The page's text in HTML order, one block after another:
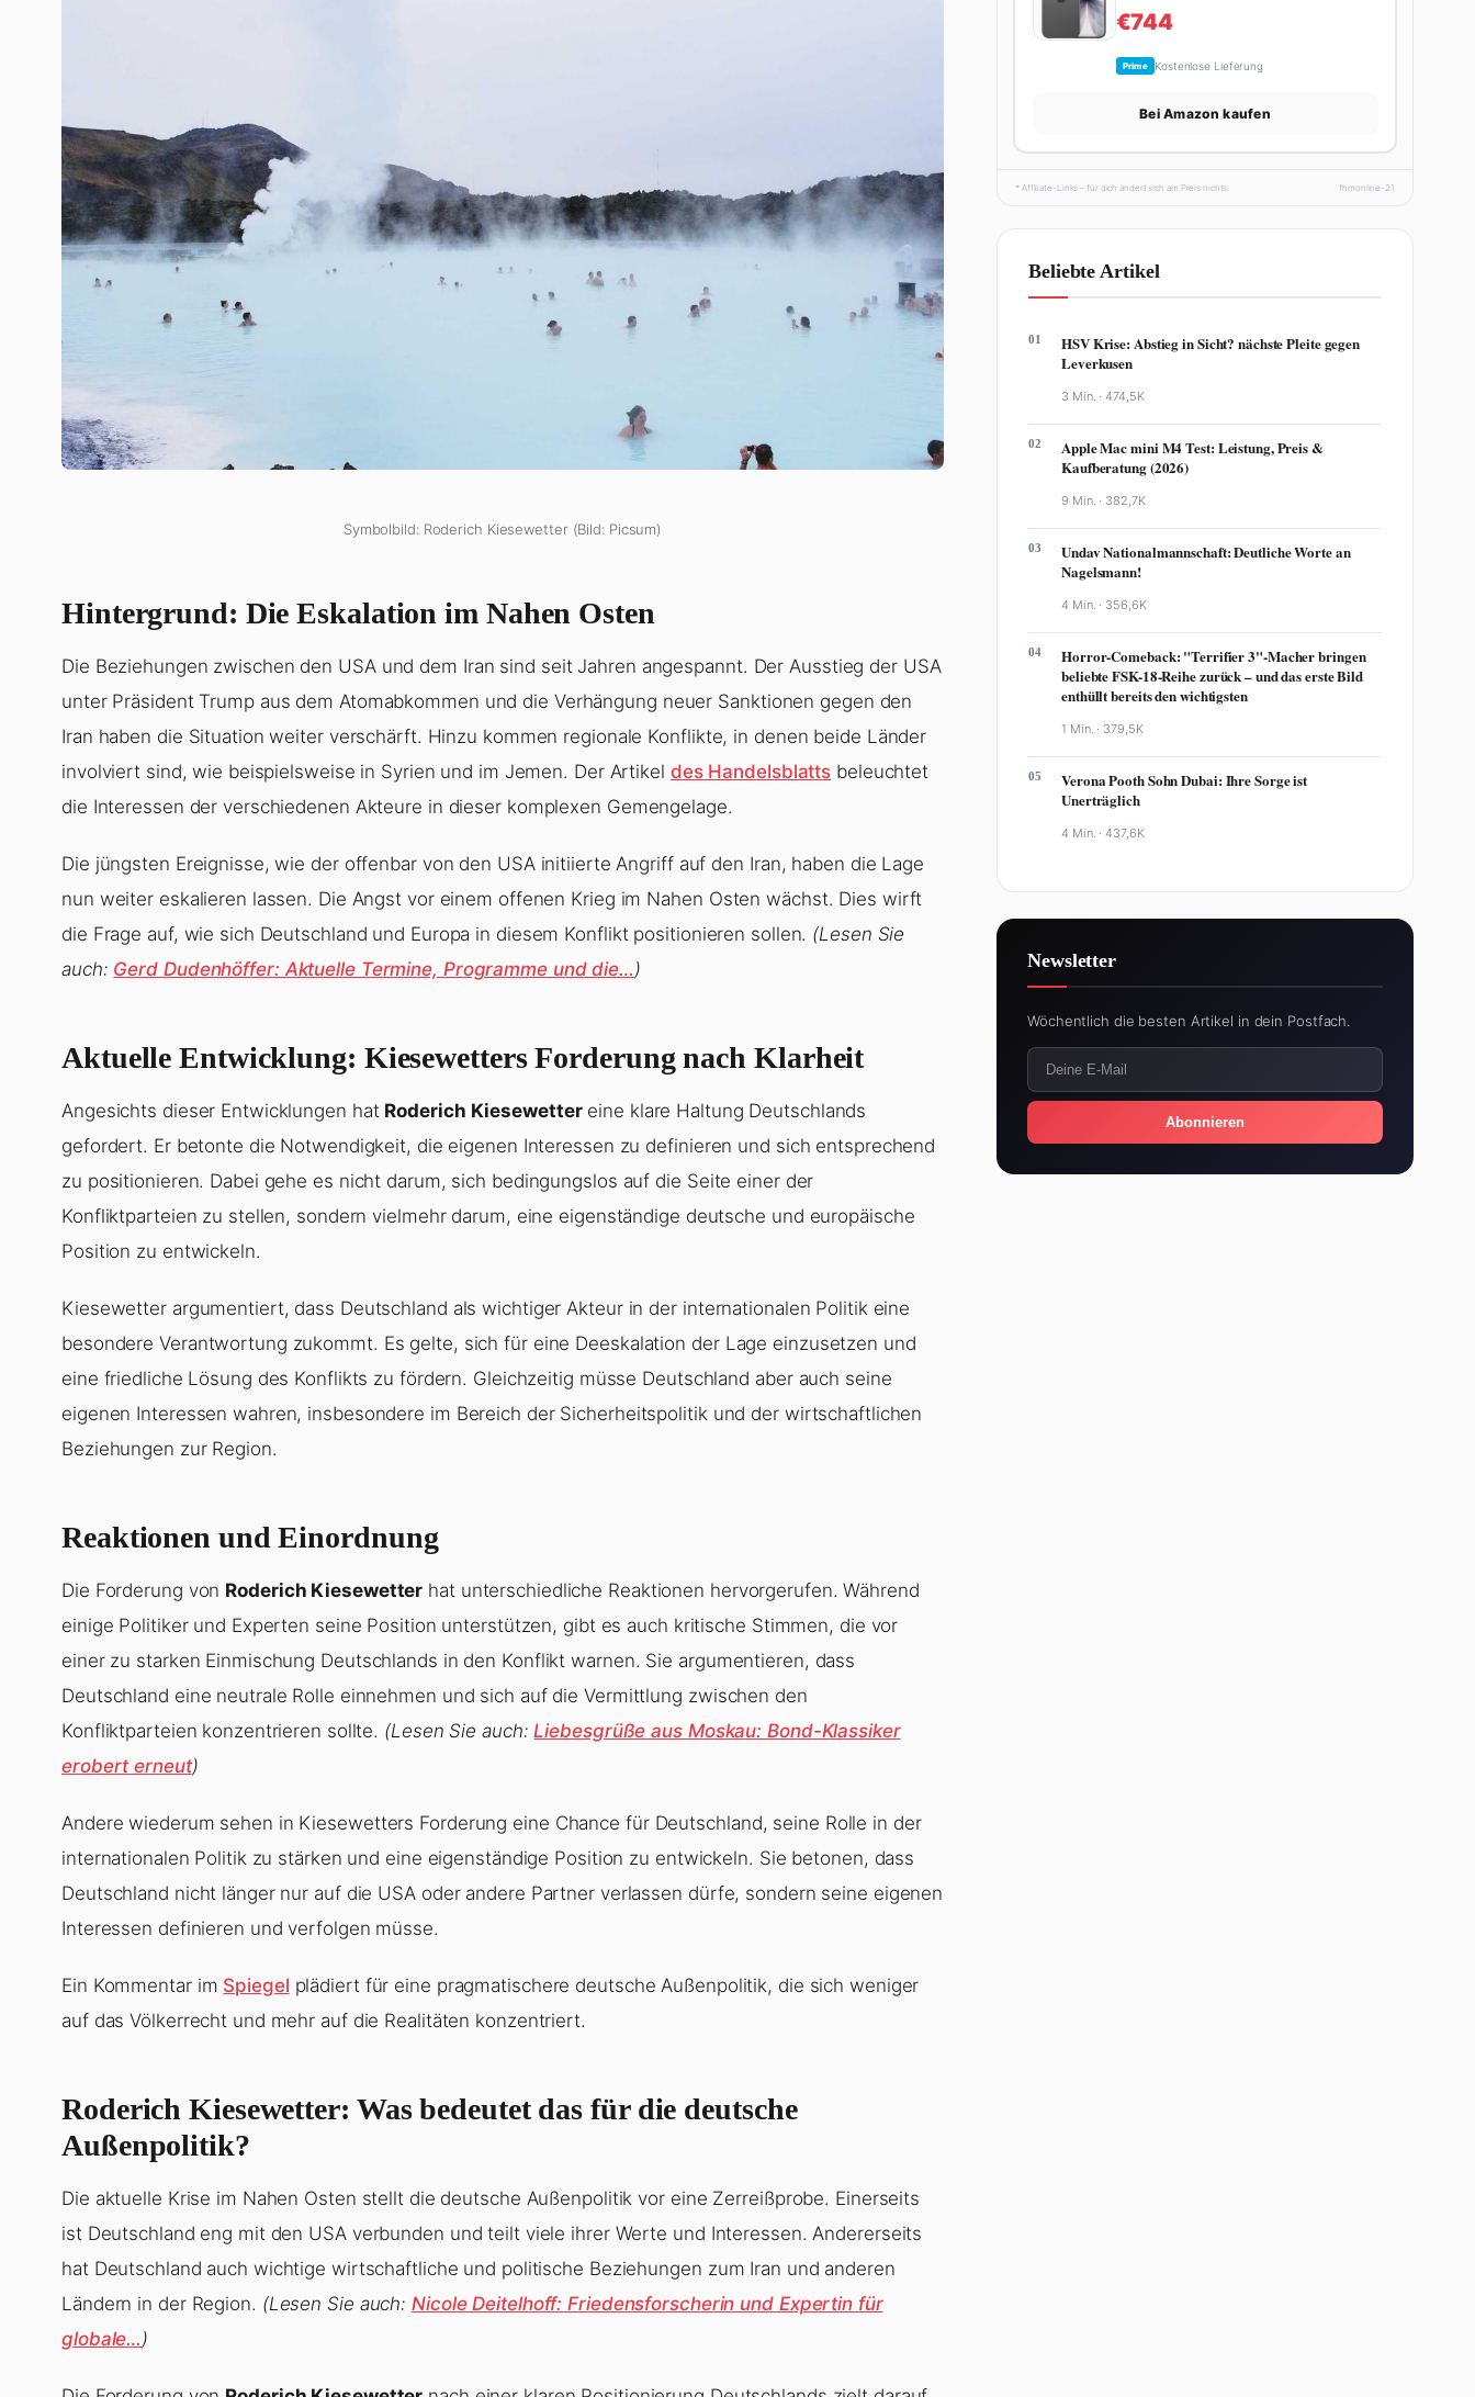
Symbolbild: Roderich Kiesewetter (Bild: Picsum)
Hintergrund: Die Eskalation im Nahen Osten
Die Beziehungen zwischen den USA und dem Iran sind seit Jahren angespannt. Der Ausstieg der USA
unter Präsident Trump aus dem Atomabkommen und die Verhängung neuer Sanktionen gegen den
Iran haben die Situation weiter verschärft. Hinzu kommen regionale Konflikte, in denen beide Länder
involviert sind, wie beispielsweise in Syrien und im Jemen. Der Artikel des Handelsblatts beleuchtet
die Interessen der verschiedenen Akteure in dieser komplexen Gemengelage.
Die jüngsten Ereignisse, wie der offenbar von den USA initiierte Angriff auf den Iran, haben die Lage
nun weiter eskalieren lassen. Die Angst vor einem offenen Krieg im Nahen Osten wächst. Dies wirft
die Frage auf, wie sich Deutschland und Europa in diesem Konflikt positionieren sollen. (Lesen Sie
auch: Gerd Dudenhöffer: Aktuelle Termine, Programme und die… )
Aktuelle Entwicklung: Kiesewetters Forderung nach Klarheit
Angesichts dieser Entwicklungen hat Roderich Kiesewettereine klare Haltung Deutschlands
gefordert. Er betonte die Notwendigkeit, die eigenen Interessen zu definieren und sich entsprechend
zu positionieren. Dabei gehe es nicht darum, sich bedingungslos auf die Seite einer der
Konfliktparteien zu stellen, sondern vielmehr darum, eine eigenständige deutsche und europäische
Position zu entwickeln.
Kiesewetter argumentiert, dass Deutschland als wichtiger Akteur in der internationalen Politik eine
besondere Verantwortung zukommt. Es gelte, sich für eine Deeskalation der Lage einzusetzen und
eine friedliche Lösung des Konflikts zu fördern. Gleichzeitig müsse Deutschland aber auch seine
eigenen Interessen wahren, insbesondere im Bereich der Sicherheitspolitik und der wirtschaftlichen
Beziehungen zur Region.
Reaktionen und Einordnung
Die Forderung von Roderich Kiesewetter hat unterschiedliche Reaktionen hervorgerufen. Während
einige Politiker und Experten seine Position unterstützen, gibt es auch kritische Stimmen, die vor
einer zu starken Einmischung Deutschlands in den Konflikt warnen. Sie argumentieren, dass
Deutschland eine neutrale Rolle einnehmen und sich auf die Vermittlung zwischen den
Konfliktparteien konzentrieren sollte. (Lesen Sie auch:Liebesgrüße aus Moskau: Bond-Klassiker
erobert erneut)
Andere wiederum sehen in Kiesewetters Forderung eine Chance für Deutschland, seine Rolle in der
internationalen Politik zu stärken und eine eigenständige Position zu entwickeln. Sie betonen, dass
Deutschland nicht länger nur auf die USA oder andere Partner verlassen dürfe, sondern seine eigenen
Interessen definieren und verfolgen müsse.
Ein Kommentar im Spiegel plädiert für eine pragmatischere deutsche Außenpolitik, die sich weniger
auf das Völkerrecht und mehr auf die Realitäten konzentriert.
Roderich Kiesewetter: Was bedeutet das für die deutsche
Außenpolitik?
Die aktuelle Krise im Nahen Osten stellt die deutsche Außenpolitik vor eine Zerreißprobe. Einerseits
ist Deutschland eng mit den USA verbunden und teilt viele ihrer Werte und Interessen. Andererseits
hat Deutschland auch wichtige wirtschaftliche und politische Beziehungen zum Iran und anderen
Ländern in der Region. (Lesen Sie auch:Nicole Deitelhoff: Friedensforscherin und Expertin für
globale… )
€744
Prime Kostenlose Lieferung
Bei Amazon kaufen
* Affiliate-Links – für dich ändert sich am Preis nichts. fhmonline-21
Beliebte Artikel
01
HSV Krise: Abstieg in Sicht? nächste Pleite gegen
Leverkusen
3 Min. ·474,5K
02
Apple Mac mini M4 Test: Leistung, Preis &
Kaufberatung (2026)
9 Min. · 382,7K
03
Undav Nationalmannschaft: Deutliche Worte an
Nagelsmann!
4 Min. · 356,6K
04
Horror-Comeback: "Terrifier 3"-Macher bringen
beliebte FSK-18-Reihe zurück – und das erste Bild
enthüllt bereits den wichtigsten
1 Min. · 379,5K
05
Verona Pooth Sohn Dubai: Ihre Sorge ist
Unerträglich
4 Min. ·437,6K
Newsletter
Wöchentlich die besten Artikel in dein Postfach.
Abonnieren